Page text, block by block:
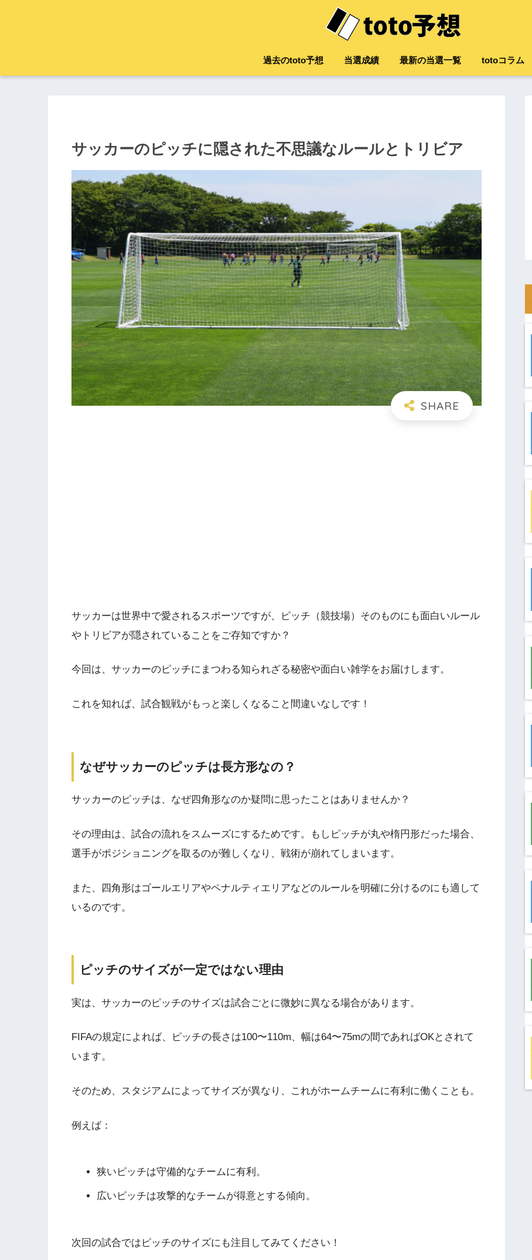
過去のtoto予想 当選成績 最新の当選一覧 totoコラム
サッカーのピッチに隠された不思議なルールとトリビア
サッカーは世界中で愛されるスポーツですが、ピッチ（競技場）そのものにも面白いルール
やトリビアが隠されていることをご存知ですか？
今回は、サッカーのピッチにまつわる知られざる秘密や面白い雑学をお届けします。
これを知れば、試合観戦がもっと楽しくなること間違いなしです！
なぜサッカーのピッチは長方形なの？
サッカーのピッチは、なぜ四角形なのか疑問に思ったことはありませんか？
その理由は、試合の流れをスムーズにするためです。もしピッチが丸や楕円形だった場合、
選手がポジショニングを取るのが難しくなり、戦術が崩れてしまいます。
また、四角形はゴールエリアやペナルティエリアなどのルールを明確に分けるのにも適して
いるのです。
ピッチのサイズが一定ではない理由
実は、サッカーのピッチのサイズは試合ごとに微妙に異なる場合があります。
FIFAの規定によれば、ピッチの長さは100〜110m、幅は64〜75mの間であればOKとされて
います。
そのため、スタジアムによってサイズが異なり、これがホームチームに有利に働くことも。
例えば：
狭いピッチは守備的なチームに有利。
広いピッチは攻撃的なチームが得意とする傾向。
次回の試合ではピッチのサイズにも注目してみてください！